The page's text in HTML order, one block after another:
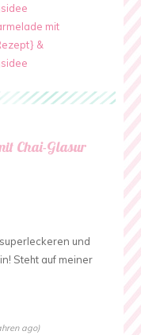
mit
&
Chai-Glasur
und
Steht auf meiner
ago)